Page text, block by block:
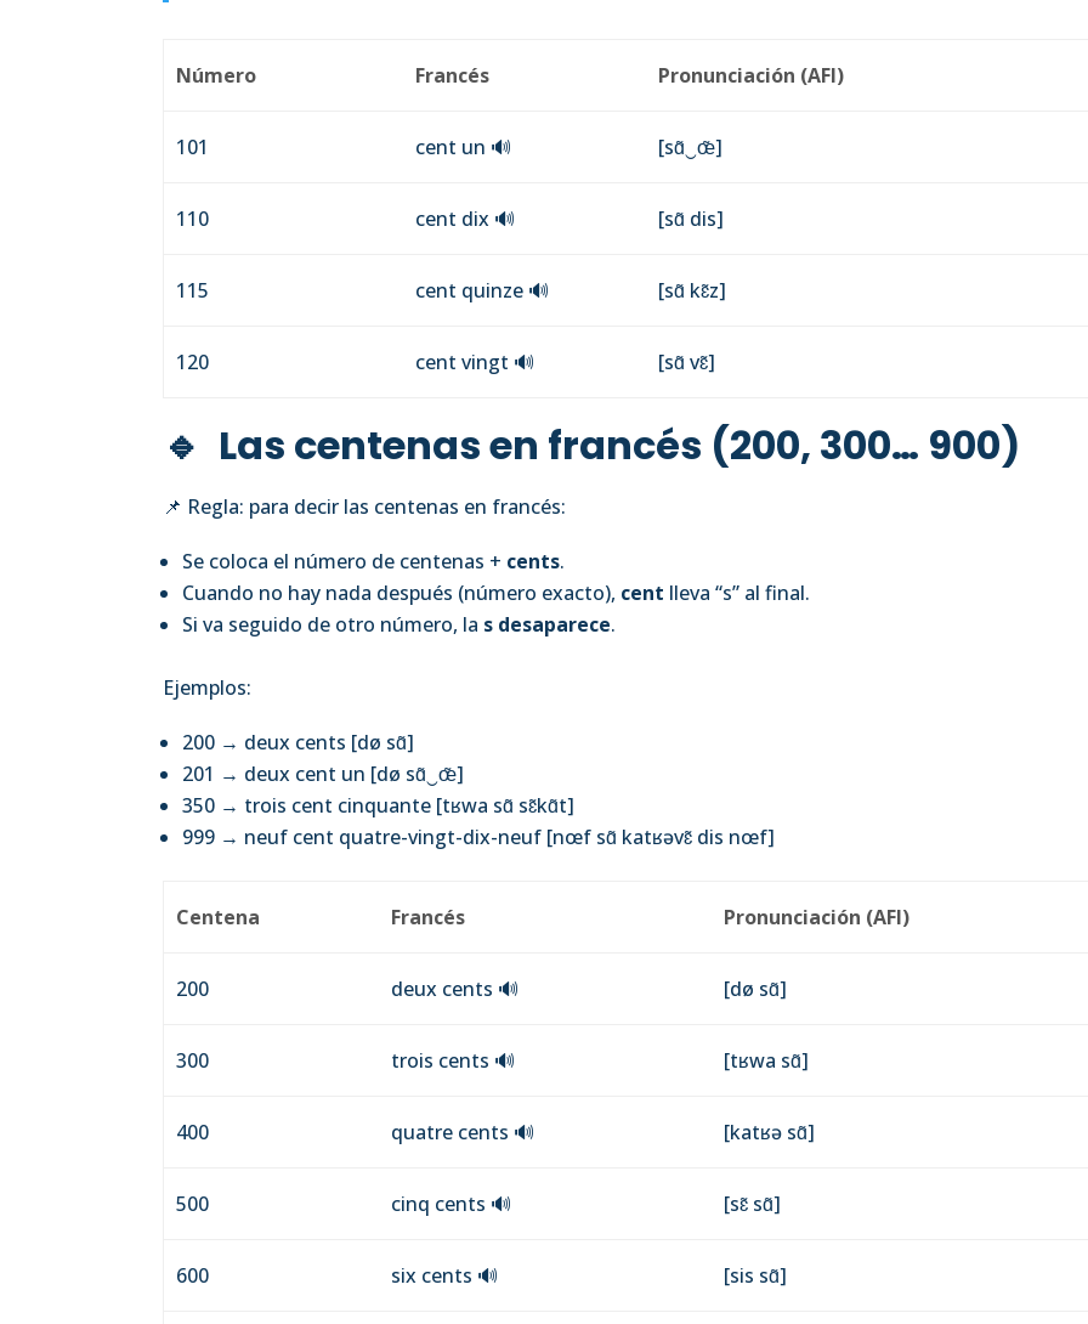
Número Francés Pronunciación (AFI)
101 cent un 🔊 [sɑ̃‿œ̃]
110 cent dix 🔊 [sɑ̃ dis]
115 cent quinze 🔊 [sɑ̃ kɛ̃z]
120 cent vingt 🔊 [sɑ̃ vɛ̃]
🔹 Las centenas en francés (200, 300… 900)
📌 Regla: para decir las centenas en francés:
Se coloca el número de centenas + cents.
Cuando no hay nada después (número exacto), cent lleva “s” al final.
Si va seguido de otro número, la s desaparece.
Ejemplos:
200 → deux cents [dø sɑ̃]
201 → deux cent un [dø sɑ̃‿œ̃]
350 → trois cent cinquante [tʁwa sɑ̃ sɛ̃kɑ̃t]
999 → neuf cent quatre-vingt-dix-neuf [nœf sɑ̃ katʁəvɛ̃ dis nœf]
Centena Francés Pronunciación (AFI)
200 deux cents 🔊 [dø sɑ̃]
300 trois cents 🔊 [tʁwa sɑ̃]
400 quatre cents 🔊 [katʁə sɑ̃]
500 cinq cents 🔊 [sɛ̃ sɑ̃]
600 six cents 🔊 [sis sɑ̃]